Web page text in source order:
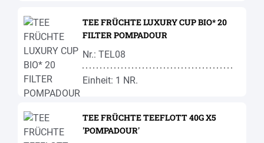
TEE FRÜCHTE LUXURY CUP BIO* 20
FILTER POMPADOUR
Nr.: TEL08
Einheit: 1 NR.
TEE FRÜCHTE TEEFLOTT 40G X5
'POMPADOUR'